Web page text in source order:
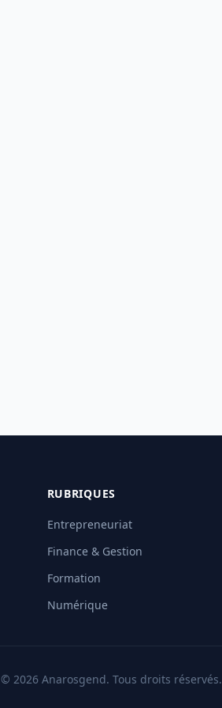
RUBRIQUES
Entrepreneuriat
Finance & Gestion
Formation
Numérique
© 2026 Anarosgend. Tous droits réservés.